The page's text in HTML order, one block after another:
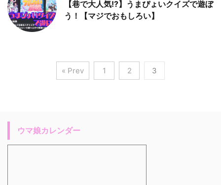
【巷で大人気!?】うまぴょいクイズで遊ぼ
う！【マジでおもしろい】
« Prev 1 2 3
ウマ娘カレンダー